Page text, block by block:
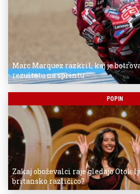
Marc Marquez razkril, kaj je
rezultatu na sprintu
POPIN
Zakaj oboževalci raje gledajo Otok
britansko različico?